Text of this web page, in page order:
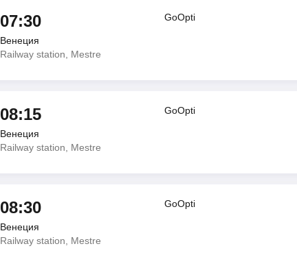
07:30
Венеция
Railway station, Mestre
GoOpti
08:15
Венеция
Railway station, Mestre
GoOpti
08:30
Венеция
Railway station, Mestre
GoOpti